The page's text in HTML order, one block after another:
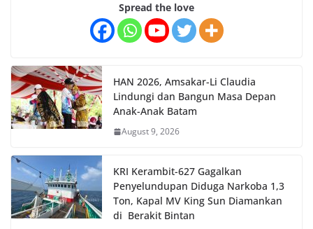
Spread the love
HAN 2026, Amsakar-Li Claudia
Lindungi dan Bangun Masa Depan
Anak-Anak Batam
August 9, 2026
KRI Kerambit-627 Gagalkan
Penyelundupan Diduga Narkoba 1,3
Ton, Kapal MV King Sun Diamankan
di Berakit Bintan